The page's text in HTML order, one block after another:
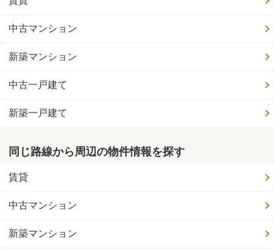
中古マンション
新築マンション
中古一戸建て
新築一戸建て
同じ路線から周辺の物件情報を探す
賃貸
中古マンション
新築マンション